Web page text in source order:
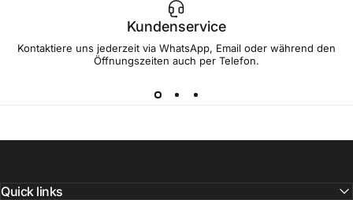
Kundenservice
Kontaktiere uns jederzeit via WhatsApp, Email oder während den
Öffnungszeiten auch per Telefon.
Quick links